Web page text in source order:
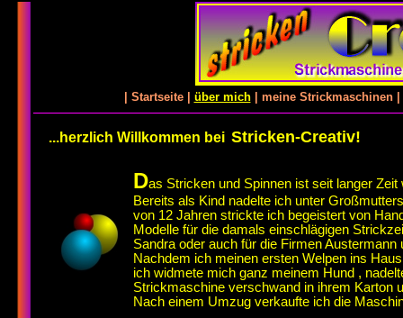
Startseite| über mich| meine Strickmaschinen|
...herzlich Willkommen bei Stricken-Creativ!
Das Stricken und Spinnen ist seit langer
Bereits als Kind nadelte ich unter
von 12 Jahren strickte ich begeistert von
Modelle für die damals einschlägigen
Sandra oder auch für die Firmen Austermann
Nachdem ich meinen ersten Welpen ins
ich widmete mich ganz meinem Hund ,
Strickmaschine verschwand in ihrem Karton
Nach einem Umzug verkaufte ich die